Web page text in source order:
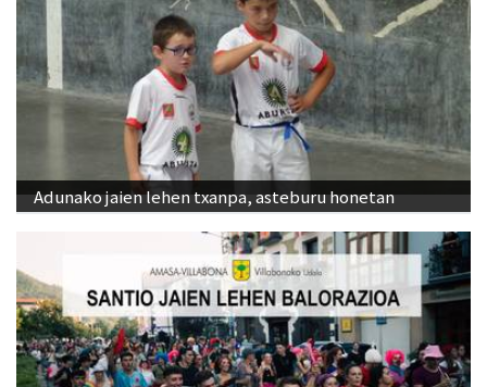
Adunako jaien lehen txanpa, asteburu honetan